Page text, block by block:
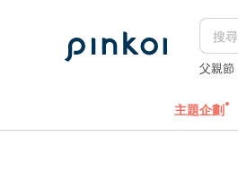
父親節
主題企劃